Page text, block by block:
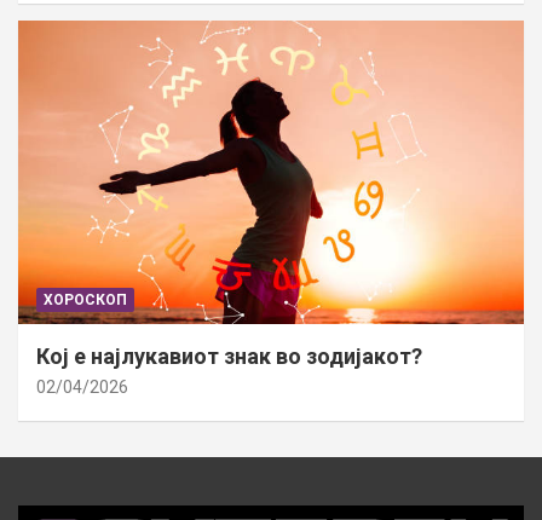
ХОРОСКОП
Кој е најлукавиот знак во зодијакот?
02/04/2026